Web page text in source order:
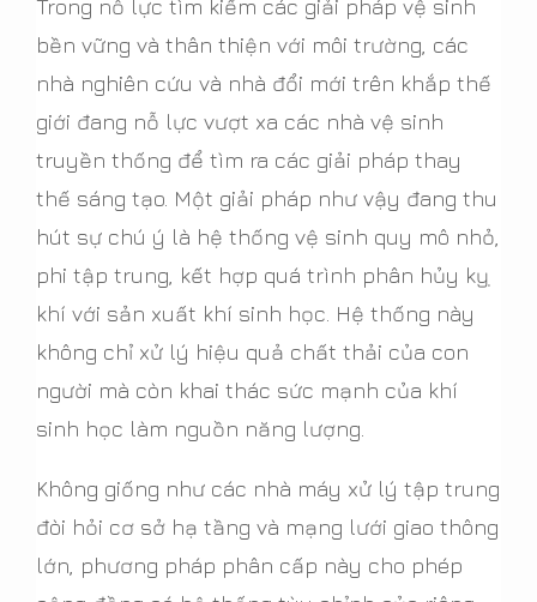
Trong nỗ lực tìm kiếm các giải pháp vệ sinh
bền vững và thân thiện với môi trường, các
nhà nghiên cứu và nhà đổi mới trên khắp thế
giới đang nỗ lực vượt xa các nhà vệ sinh
truyền thống để tìm ra các giải pháp thay
thế sáng tạo. Một giải pháp như vậy đang thu
hút sự chú ý là hệ thống vệ sinh quy mô nhỏ,
phi tập trung, kết hợp quá trình phân hủy kỵ
khí với sản xuất khí sinh học. Hệ thống này
không chỉ xử lý hiệu quả chất thải của con
người mà còn khai thác sức mạnh của khí
sinh học làm nguồn năng lượng.
Không giống như các nhà máy xử lý tập trung
đòi hỏi cơ sở hạ tầng và mạng lưới giao thông
lớn, phương pháp phân cấp này cho phép